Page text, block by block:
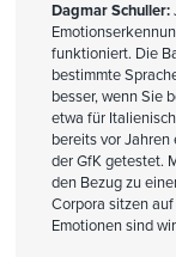
Dagmar Schuller:
funktioniert. Die
bestimmte
besser, wenn Sie
etwa für
bereits vor
der GfK getestet.
den Bezug zu
Corpora sitzen
Emotionen sind